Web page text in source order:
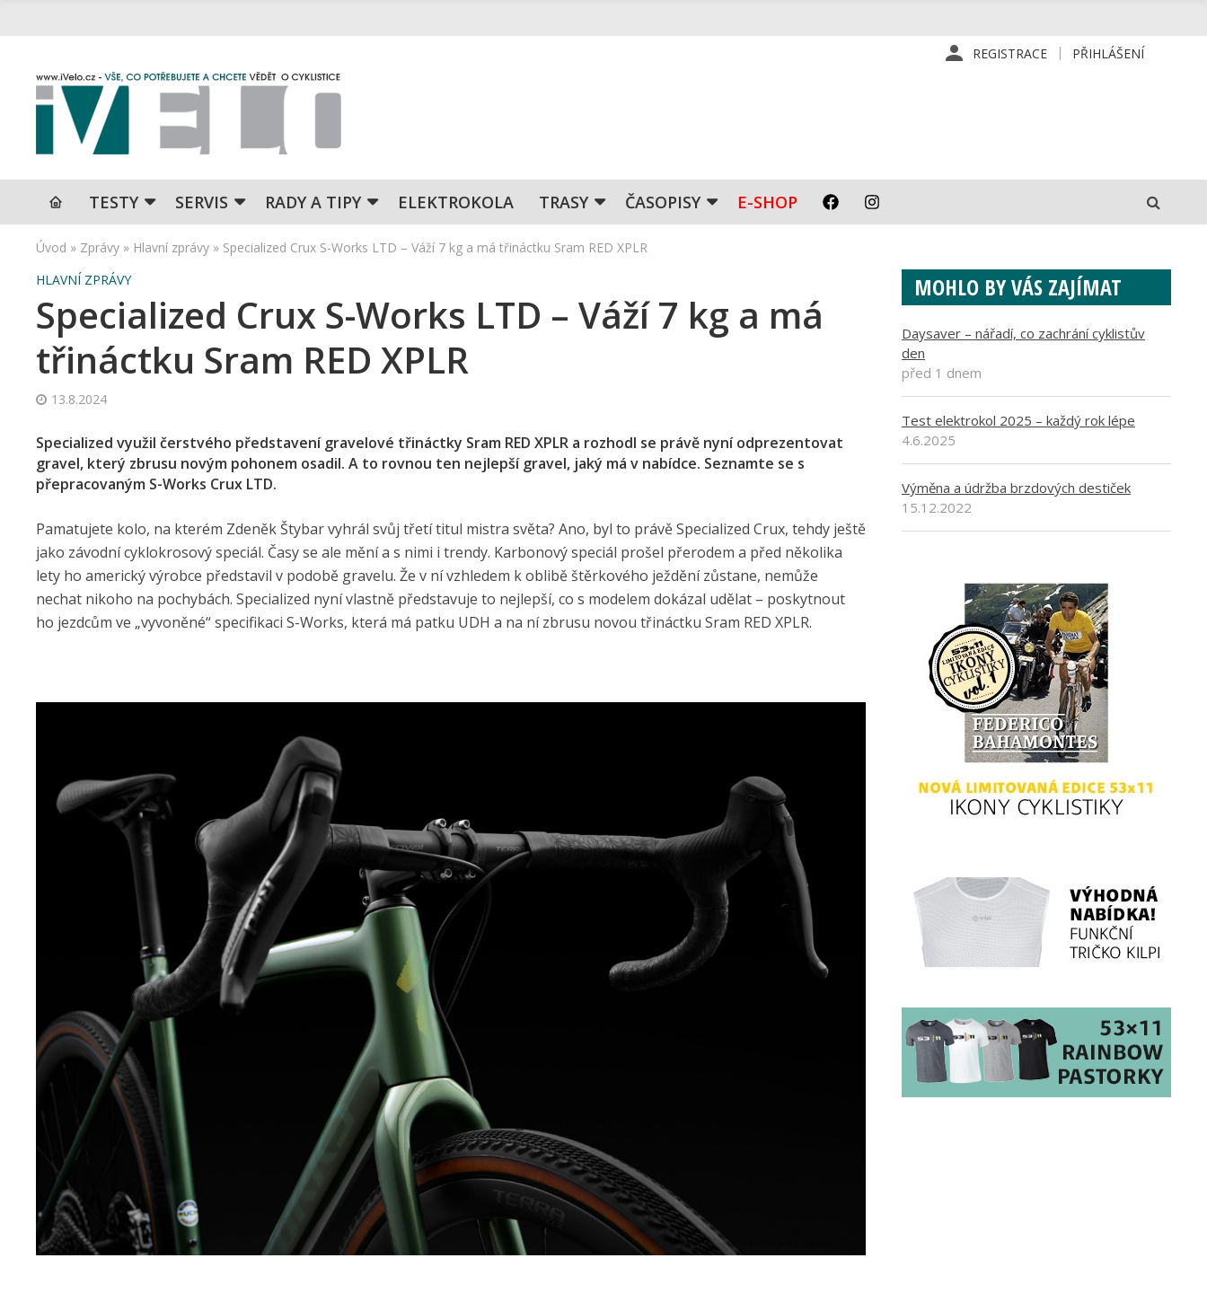
REGISTRACE PŘIHLÁŠENÍ
TESTY SERVIS RADY A TIPY ELEKTROKOLA TRASY ČASOPISY E-SHOP
Úvod » Zprávy » Hlavní zprávy » Specialized Crux S-Works LTD – Váží 7 kg a má třináctku Sram RED XPLR
HLAVNÍ ZPRÁVY
Specialized Crux S-Works LTD – Váží 7 kg a má
třináctku Sram RED XPLR
13.8.2024
Specialized využil čerstvého představení gravelové třináctky Sram RED XPLR a rozhodl se právě nyní odprezentovat
gravel, který zbrusu novým pohonem osadil. A to rovnou ten nejlepší gravel, jaký má v nabídce. Seznamte se s
přepracovaným S-Works Crux LTD.
Pamatujete kolo, na kterém Zdeněk Štybar vyhrál svůj třetí titul mistra světa? Ano, byl to právě Specialized Crux, tehdy ještě
jako závodní cyklokrosový speciál. Časy se ale mění a s nimi i trendy. Karbonový speciál prošel přerodem a před několika
lety ho americký výrobce představil v podobě gravelu. Že v ní vzhledem k oblibě štěrkového ježdění zůstane, nemůže
nechat nikoho na pochybách. Specialized nyní vlastně představuje to nejlepší, co s modelem dokázal udělat – poskytnout
ho jezdcům ve „vyvoněné“ specifikaci S-Works, která má patku UDH a na ní zbrusu novou třináctku Sram RED XPLR.
MOHLO BY VÁS ZAJÍMAT
Daysaver – nářadí, co zachrání cyklistův
den
před 1 dnem
Test elektrokol 2025 – každý rok lépe
4.6.2025
Výměna a údržba brzdových destiček
15.12.2022